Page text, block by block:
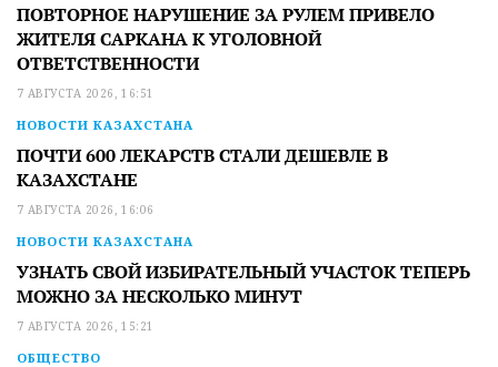
ПОВТОРНОЕ НАРУШЕНИЕ ЗА РУЛЕМ ПРИВЕЛО
ЖИТЕЛЯ САРКАНА К УГОЛОВНОЙ
ОТВЕТСТВЕННОСТИ
7 АВГУСТА 2026, 16:51
НОВОСТИ КАЗАХСТАНА
ПОЧТИ 600 ЛЕКАРСТВ СТАЛИ ДЕШЕВЛЕ В
КАЗАХСТАНЕ
7 АВГУСТА 2026, 16:06
НОВОСТИ КАЗАХСТАНА
УЗНАТЬ СВОЙ ИЗБИРАТЕЛЬНЫЙ УЧАСТОК ТЕПЕРЬ
МОЖНО ЗА НЕСКОЛЬКО МИНУТ
7 АВГУСТА 2026, 15:21
ОБЩЕСТВО